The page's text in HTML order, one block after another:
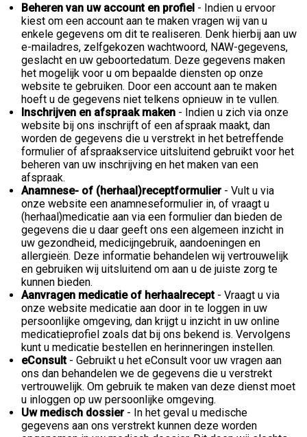
Beheren van uw account en profiel - Indien u ervoor
kiest om een account aan te maken vragen wij van u
enkele gegevens om dit te realiseren. Denk hierbij aan uw
e-mailadres, zelfgekozen wachtwoord, NAW-gegevens,
geslacht en uw geboortedatum. Deze gegevens maken
het mogelijk voor u om bepaalde diensten op onze
website te gebruiken. Door een account aan te maken
hoeft u de gegevens niet telkens opnieuw in te vullen.
Inschrijven en afspraak maken - Indien u zich via onze
website bij ons inschrijft of een afspraak maakt, dan
worden de gegevens die u verstrekt in het betreffende
formulier of afspraakservice uitsluitend gebruikt voor het
beheren van uw inschrijving en het maken van een
afspraak.
Anamnese- of (herhaal)receptformulier- Vult u via
onze website een anamneseformulier in, of vraagt u
(herhaal)medicatie aan via een formulier dan bieden de
gegevens die u daar geeft ons een algemeen inzicht in
uw gezondheid, medicijngebruik, aandoeningen en
allergieën. Deze informatie behandelen wij vertrouwelijk
en gebruiken wij uitsluitend om aan u de juiste zorg te
kunnen bieden.
Aanvragen medicatie of herhaalrecept - Vraagt u via
onze website medicatie aan door in te loggen in uw
persoonlijke omgeving, dan krijgt u inzicht in uw online
medicatieprofiel zoals dat bij ons bekend is. Vervolgens
kunt u medicatie bestellen en herinneringen instellen.
eConsult - Gebruikt u het eConsult voor uw vragen aan
ons dan behandelen we de gegevens die u verstrekt
vertrouwelijk. Om gebruik te maken van deze dienst moet
u inloggen op uw persoonlijke omgeving.
Uw medisch dossier- In het geval u medische
gegevens aan ons verstrekt kunnen deze worden